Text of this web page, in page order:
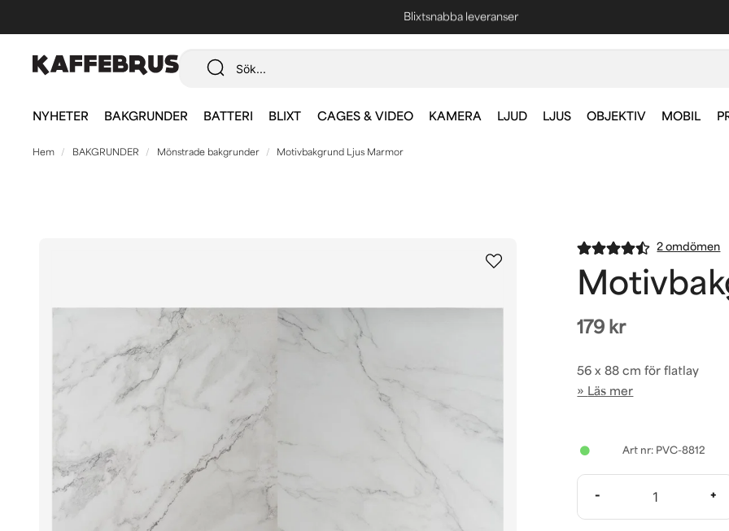
Blixtsnabba leveranser
NYHETER BAKGRUNDER BATTERI BLIXT CAGES & VIDEO KAMERA LJUD LJUS OBJEKTIV MOBIL
Hem BAKGRUNDER Mönstrade bakgrunder Motivbakgrund Ljus Marmor
2 omdömen
179 kr
56 x 88 cm för flatlay
Läs mer
PVC-8812
- +